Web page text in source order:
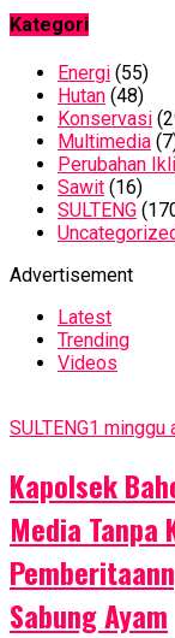
Kategori
Energi (55)
Hutan (48)
Konservasi
Multimedia
Perubahan
Sawit (16)
SULTENG
Advertisement
Latest
Trending
Videos
SULTENG1 minggu
Kapolsek
Media Tanpa
Sabung Ayam